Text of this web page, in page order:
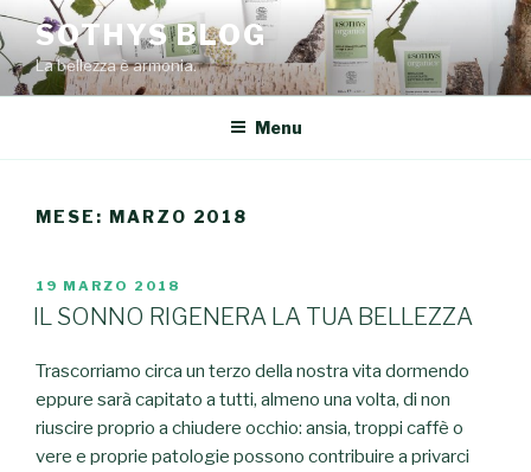
Salta
al
contenuto
SOTHYS BLOG
La bellezza è armonia.
Menu
MESE: MARZO 2018
PUBBLICATO
IL
19 MARZO 2018
IL SONNO RIGENERA LA TUA BELLEZZA
Trascorriamo circa un terzo della nostra vita dormendo
eppure sarà capitato a tutti, almeno una volta, di non
riuscire proprio a chiudere occhio: ansia, troppi caffè o
vere e proprie patologie possono contribuire a privarci